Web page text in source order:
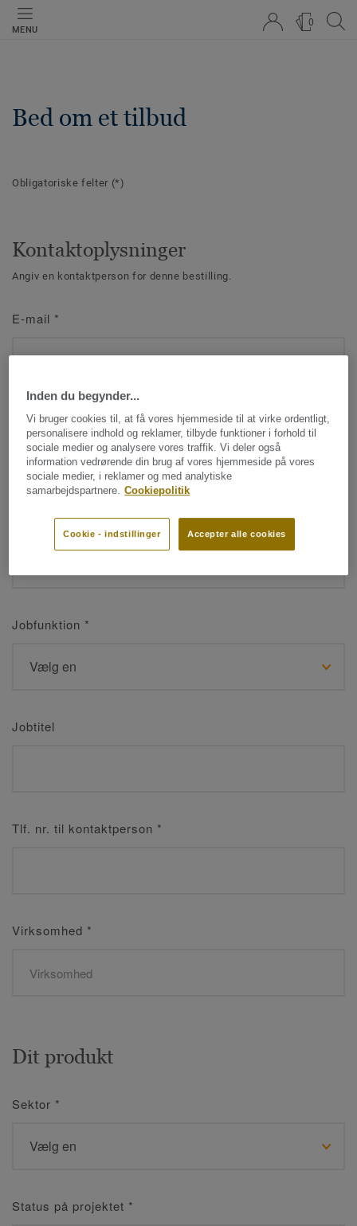
MENU
0
Bed om et tilbud
Obligatoriske felter (*)
Kontaktoplysninger
Angiv en kontaktperson for denne bestilling.
E-mail *
Navn*
Efternavn*
Jobfunktion *
Jobtitel
Tlf. nr. til kontaktperson *
Virksomhed *
Dit produkt
Sektor *
Status på projektet *
Inden du begynder...
Vi bruger cookies til, at få vores hjemmeside til at virke ordentligt,
personalisere indhold og reklamer, tilbyde funktioner i forhold til
sociale medier og analysere vores traffik. Vi deler også
information vedrørende din brug af vores hjemmeside på vores
sociale medier, i reklamer og med analytiske
samarbejdspartnere. Cookiepolitik
Accepter alle cookies
Cookie - indstillinger